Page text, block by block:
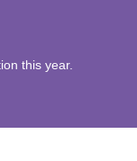
this year.